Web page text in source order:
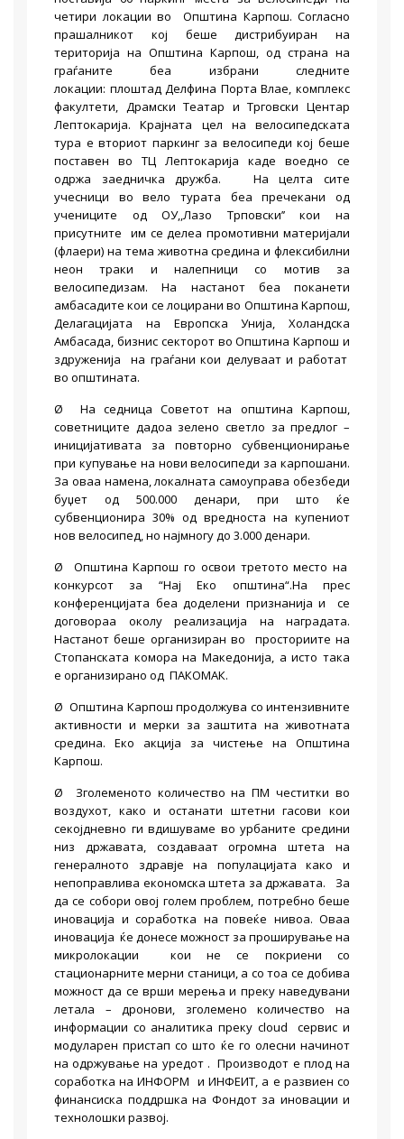
четири локации во Општина Карпош. Согласно
прашалникот кој беше дистрибуиран на
територија на Општина Карпош, од страна на
граѓаните беа избрани следните
локации: плоштад Делфина Порта Влае, комплекс
факултети, Драмски Театар и Трговски Центар
Лептокарија. Крајната цел на велосипедската
тура е вториот паркинг за велосипеди кој беше
поставен во ТЦ Лептокарија каде воедно се
одржа заедничка дружба. На целта сите
учесници во вело турата беа пречекани од
учениците од ОУ,,Лазо Трповски’’ кои на
присутните им се делеа промотивни материјали
(флаери) на тема животна средина и флексибилни
неон траки и налепници со мотив за
велосипедизам. На настанот беа поканети
амбасадите кои се лоцирани во Општина Kарпош,
Делагацијата на Европска Унија, Холандска
Амбасада, бизнис секторот во Општина Карпош и
здруженија на граѓани кои делуваат и работат
во општината.
Ø На седница Советот на општина Карпош,
советниците дадоа зелено светло за предлог –
иницијативата за повторно субвенционирање
при купување на нови велосипеди за карпошани.
За оваа намена, локалната самоуправа обезбеди
буџет од 500.000 денари, при што ќе
субвенционира 30% од вредноста на купениот
нов велосипед, но најмногу до 3.000 денари.
Ø Општина Карпош го освои третото место на
конкурсот за “Нај Еко општина“.На прес
конференцијата беа доделени признанија и се
договораа околу реализација на наградата.
Настанот беше организиран во просториите на
Стопанската комора на Македонија, а исто така
е организиранo од ПАКОМАК.
Ø Општина Карпош продолжува со интензивните
активности и мерки за заштита на животната
средина. Еко акција за чистење на Општина
Карпош.
Ø Зголеменото количество на ПМ честитки во
воздухот, како и останати штетни гасови кои
секојдневно ги вдишуваме во урбаните средини
низ државата, создаваат огромна штета на
генералното здравје на популацијата како и
непоправлива економска штета за државата. За
да се собори овој голем проблем, потребно беше
иновација и соработка на повеќе нивоа. Оваа
иновација ќе донесе можност за проширување на
микролокации кои не се покриени со
стационарните мерни станици, а со тоа се добива
можност да се врши мерења и преку наведувани
летала – дронови, зголемено количество на
информации со аналитика преку cloud сервис и
модуларен пристап со што ќе го олесни начинот
на одржување на уредот . Производот е плод на
соработка на ИНФОРМ и ИНФЕИТ, а е развиен со
финансиска поддршка на Фондот за иновации и
технолошки развој.